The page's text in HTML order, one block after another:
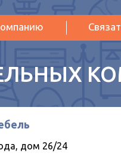
дом 26/24